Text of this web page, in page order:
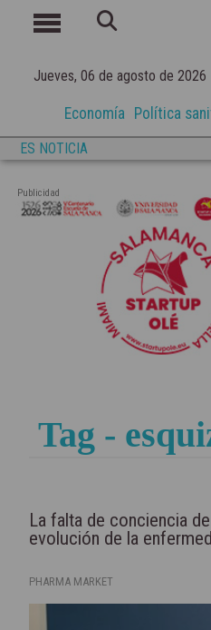
Jueves, 06 de agosto de 2026
Economía Política
ES NOTICIA
Publicidad
Tag -
La falta de conciencia
evolución de la
PHARMA MARKET